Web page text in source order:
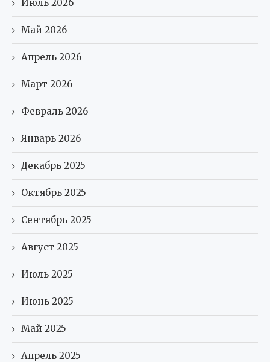
Июль 2026
Май 2026
Апрель 2026
Март 2026
Февраль 2026
Январь 2026
Декабрь 2025
Октябрь 2025
Сентябрь 2025
Август 2025
Июль 2025
Июнь 2025
Май 2025
Апрель 2025